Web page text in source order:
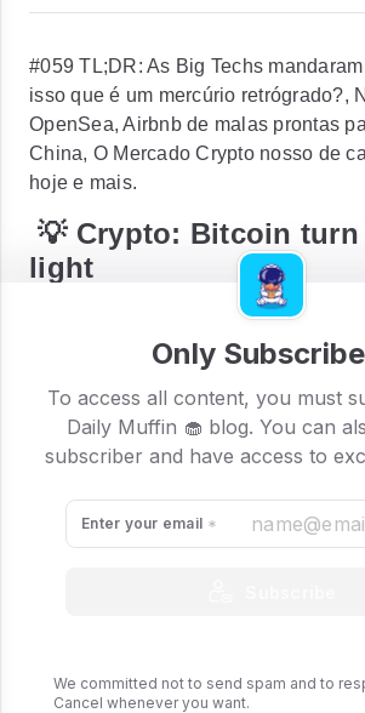
#059 TL;DR: As Big Techs
isso que é um mercúrio retrógrado?,
OpenSea, Airbnb de malas prontas
China, O Mercado Crypto nosso de
hoje e mais.
💡 Crypto: Bitcoin
light
Only
To access all content, you must
Daily Muffin 🧁 blog. You can
subscriber and have access to
Enter your email
We committed not to send spam and to
Cancel whenever you want.